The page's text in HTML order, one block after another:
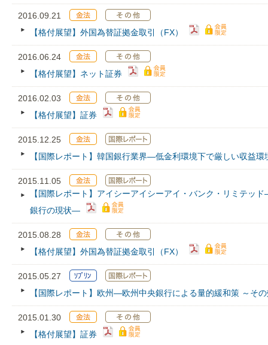
2016.09.21
【格付展望】外国為替証拠金取引（FX）
2016.06.24
【格付展望】ネット証券
2016.02.03
【格付展望】証券
2015.12.25
【国際レポート】韓国銀行業界―低金利環境下で厳しい収益
2015.11.05
【国際レポート】アイシーアイシーアイ・バンク・リミテッ
銀行の現状―
2015.08.28
【格付展望】外国為替証拠金取引（FX）
2015.05.27
【国際レポート】欧州―欧州中央銀行による量的緩和策 ～そ
2015.01.30
【格付展望】証券